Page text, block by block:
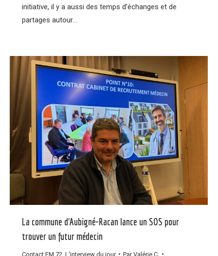
initiative, il y a aussi des temps d’échanges et de
partages autour…
La commune d’Aubigné-Racan lance un SOS pour
trouver un futur médecin
Contact FM 72 L'interview du jour ParValérie C.